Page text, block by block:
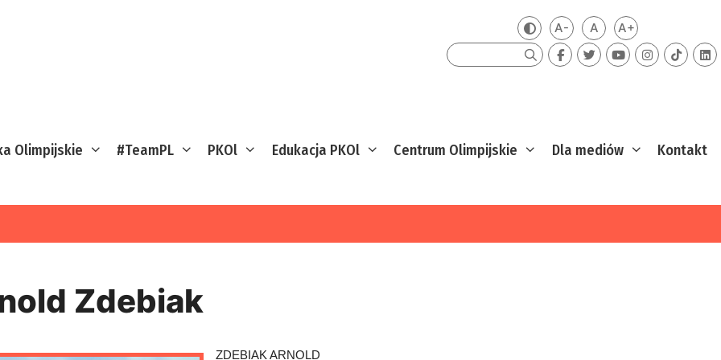
Zmień kontrast
A-Mniejsza czcionka
ADomyślna czcionka
A+Większa
Szukaj
Olimpijskie #TeamPL PKOl Edukacja PKOl Centrum Olimpijskie Dla mediów Kontakt
Zdebiak
ZDEBIAK ARNOLD